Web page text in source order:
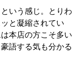
いう感じ。とりわ
と凝縮されてい
本店の方こそ多い
語する気も分かる